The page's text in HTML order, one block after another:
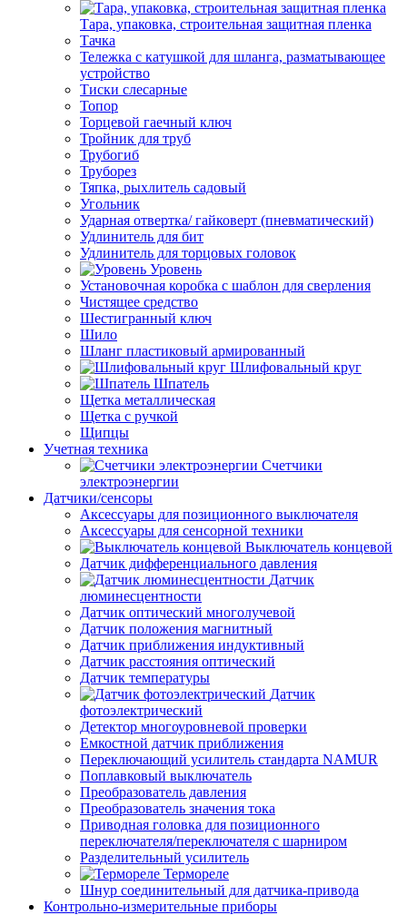
Тара, упаковка, строительная защитная пленка
Тачка
Тележка с катушкой для шланга, разматывающее
устройство
Тиски слесарные
Топор
Торцевой гаечный ключ
Тройник для труб
Трубогиб
Труборез
Тяпка, рыхлитель садовый
Угольник
Ударная отвертка/ гайковерт (пневматический)
Удлинитель для бит
Удлинитель для торцовых головок
Уровень
Установочная коробка с шаблон для сверления
Чистящее средство
Шестигранный ключ
Шило
Шланг пластиковый армированный
Шлифовальный круг
Шпатель
Щетка металлическая
Щетка с ручкой
Щипцы
Учетная техника
Счетчики
электроэнергии
Датчики/сенсоры
Аксессуары для позиционного выключателя
Аксессуары для сенсорной техники
Выключатель концевой
Датчик дифференциального давления
Датчик
люминесцентности
Датчик оптический многолучевой
Датчик положения магнитный
Датчик приближения индуктивный
Датчик расстояния оптический
Датчик температуры
Датчик
фотоэлектрический
Детектор многоуровневой проверки
Емкостной датчик приближения
Переключающий усилитель стандарта NAMUR
Поплавковый выключатель
Преобразователь давления
Преобразователь значения тока
Приводная головка для позиционного
переключателя/переключателя с шарниром
Разделительный усилитель
Термореле
Шнур соединительный для датчика-привода
Контрольно-измерительные приборы